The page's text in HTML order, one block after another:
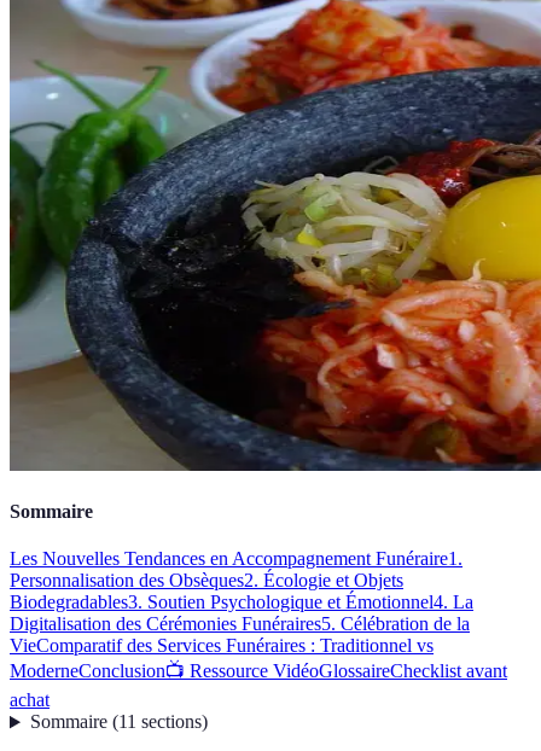
Sommaire
Les Nouvelles Tendances en Accompagnement Funéraire1.
Personnalisation des Obsèques2. Écologie et Objets
Biodegradables3. Soutien Psychologique et Émotionnel4. La
Digitalisation des Cérémonies Funéraires5. Célébration de la
VieComparatif des Services Funéraires : Traditionnel vs
ModerneConclusion📺 Ressource VidéoGlossaireChecklist avant
achat
Sommaire(11 sections)